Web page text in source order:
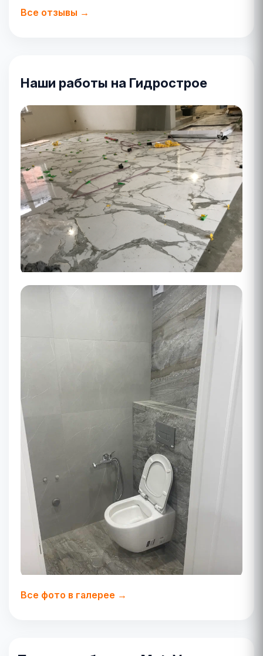
Все отзывы →
Наши работы на Гидрострое
Все фото в галерее →